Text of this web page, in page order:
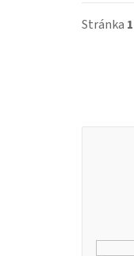
Stránka 1